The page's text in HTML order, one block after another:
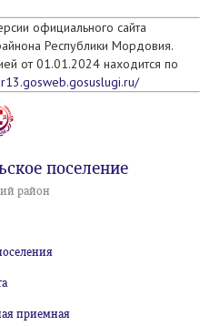
официального сайта
Республики Мордовия.
от 01.01.2024 находится по
поселение
район
приемная